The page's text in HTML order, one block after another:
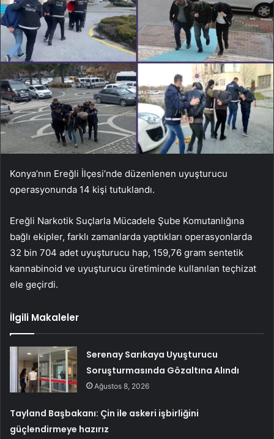
Konya’nın Ereğli İlçesi’nde düzenlenen uyuşturucu
operasyonunda 14 kişi tutuklandı.
Ereğli Narkotik Suçlarla Mücadele Şube Komutanlığına
bağlı ekipler, farklı zamanlarda yaptıkları operasyonlarda
32 bin 704 adet uyuşturucu hap, 159,76 gram sentetik
kannabinoid ve uyuşturucu üretiminde kullanılan teçhizat
ele geçirdi.
İlgili Makaleler
Serenay Sarıkaya Uyuşturucu
Soruşturmasında Gözaltına Alındı
Ağustos 8, 2026
Tayland Başbakanı: Çin ile askeri işbirliğini
güçlendirmeye hazırız